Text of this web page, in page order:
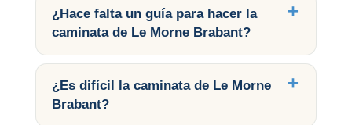
¿Hace falta un guía para hacer la
caminata de Le Morne Brabant?
¿Es difícil la caminata de Le Morne
Brabant?